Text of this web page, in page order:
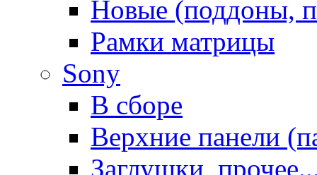
Новые (поддоны,
Рамки матрицы
Sony
В сборе
Верхние панели
Заглушки,